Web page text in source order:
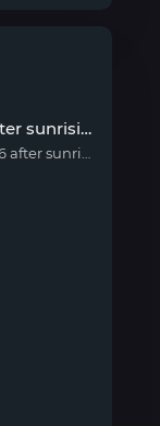
ИЗГОЕМ (prod by 2:56 after sunrising)